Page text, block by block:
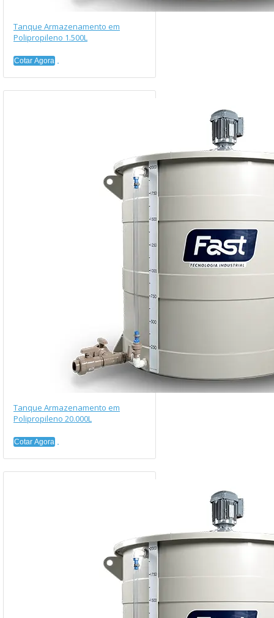
Tanque Armazenamento em
Polipropileno 1.500L
Cotar Agora
Tanque Armazenamento em
Polipropileno 20.000L
Cotar Agora